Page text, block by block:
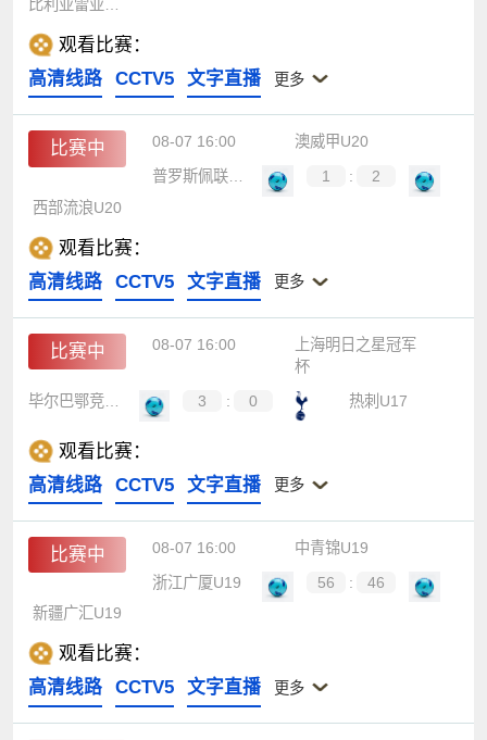
观看比赛：
高清线路
CCTV5 文字直播 更多
比赛中 08-07 16:00
澳威甲U20
普罗斯佩联U20
1 :
2
西部流浪U20
观看比赛：
高清线路
CCTV5 文字直播 更多
比赛中 08-07 16:00
上海明日之星冠军
杯
3 : 0 热刺U17
观看比赛：
高清线路
CCTV5 文字直播 更多
比赛中 08-07 16:00
中青锦U19
浙江广厦U19
56 :
46
新疆广汇U19
观看比赛：
高清线路
CCTV5 文字直播 更多